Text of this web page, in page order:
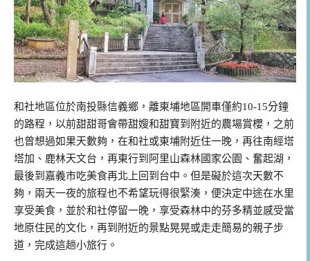
和社地區位於南投縣信義鄉，離東埔地區開車僅約10-15分鐘
的路程，以前甜甜哥會帶甜嫂和甜寶到附近的農場賞櫻，之前
也曾想過如果天數夠，在和社或東埔附近住一晚，再往南經塔
塔加、鹿林天文台，再東行到阿里山森林國家公園、奮起湖，
最後到嘉義市吃美食再北上回到台中。但是礙於這次天數不
夠，兩天一夜的旅程也不希望玩得很緊湊，便決定中途在水里
享受美食，並於和社停留一晚，享受森林中的芬多精並感受當
地原住民的文化，再到附近的景點晃晃或走走簡易的親子步
道，完成這趟小旅行。